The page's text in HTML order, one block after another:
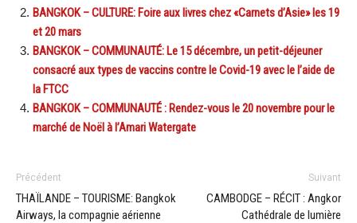
BANGKOK – CULTURE: Foire aux livres chez «Carnets d’Asie» les 19
et 20 mars
BANGKOK – COMMUNAUTÉ: Le 15 décembre, un petit-déjeuner
consacré aux types de vaccins contre le Covid-19 avec le l’aide de
la FTCC
BANGKOK – COMMUNAUTÉ : Rendez-vous le 20 novembre pour le
marché de Noël à l’Amari Watergate
Précédent
THAÏLANDE – TOURISME: Bangkok
Airways, la compagnie aérienne
Suivant
CAMBODGE – RÉCIT : Angkor
Cathédrale de lumière